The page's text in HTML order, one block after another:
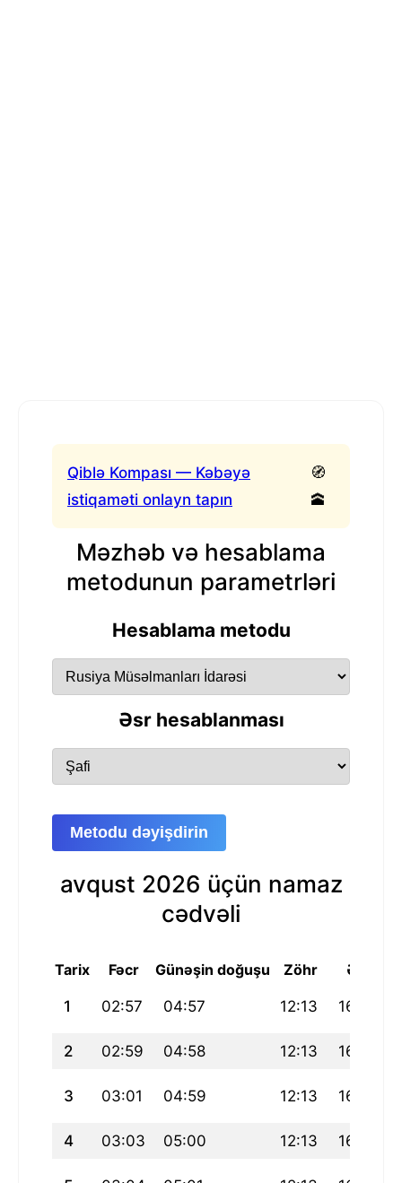
Qiblə Kompası — Kəbəyə
istiqaməti onlayn tapın
🧭
🕋
Məzhəb və hesablama
metodunun parametrləri
Hesablama metodu
Əsr hesablanması
Metodu dəyişdirin
avqust 2026 üçün namaz
cədvəli
Tarix Fəcr Günəşin doğuşu Zöhr Əsr
1 02:57 04:57 12:13 16:12
2 02:59 04:58 12:13 16:11
3 03:01 04:59 12:13 16:11
4 03:03 05:00 12:13 16:10